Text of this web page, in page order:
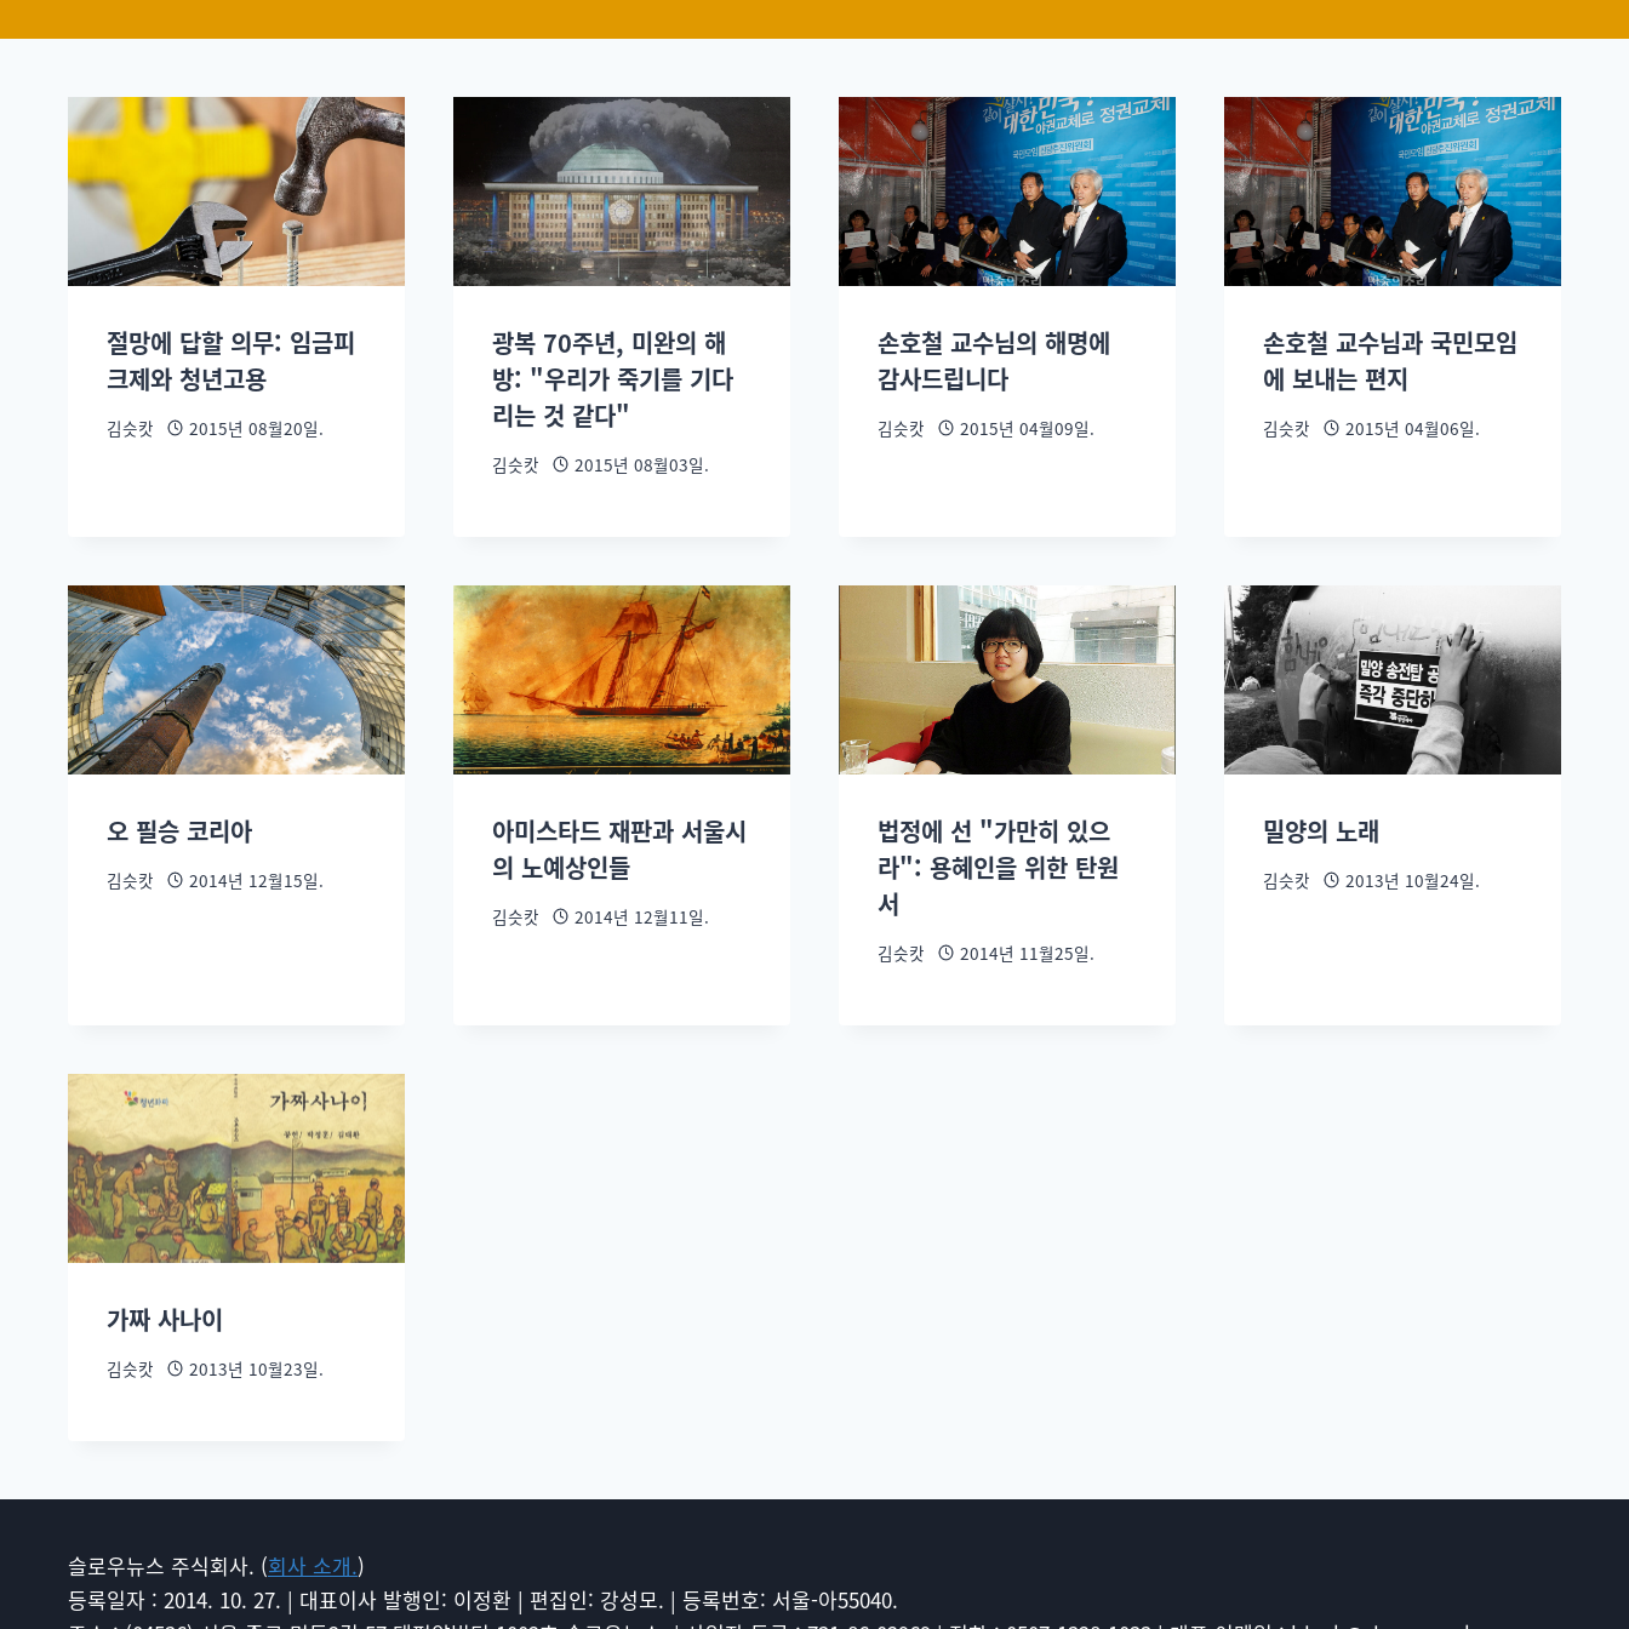
절망에 답할 의무: 임금피
크제와 청년고용
김슷캇 2015년 08월20일.
광복 70주년, 미완의 해
방: "우리가 죽기를 기다
리는 것 같다"
김슷캇 2015년 08월03일.
손호철 교수님의 해명에
감사드립니다
김슷캇 2015년 04월09일.
손호철 교수님과 국민모임
에 보내는 편지
김슷캇 2015년 04월06일.
오 필승 코리아
김슷캇 2014년 12월15일.
아미스타드 재판과 서울시
의 노예상인들
김슷캇 2014년 12월11일.
법정에 선 "가만히 있으
라": 용혜인을 위한 탄원
서
김슷캇 2014년 11월25일.
밀양의 노래
김슷캇 2013년 10월24일.
가짜 사나이
김슷캇 2013년 10월23일.
슬로우뉴스 주식회사. (회사 소개.)
등록일자 : 2014. 10. 27. | 대표이사 발행인: 이정환 | 편집인: 강성모. | 등록번호: 서울-아55040.